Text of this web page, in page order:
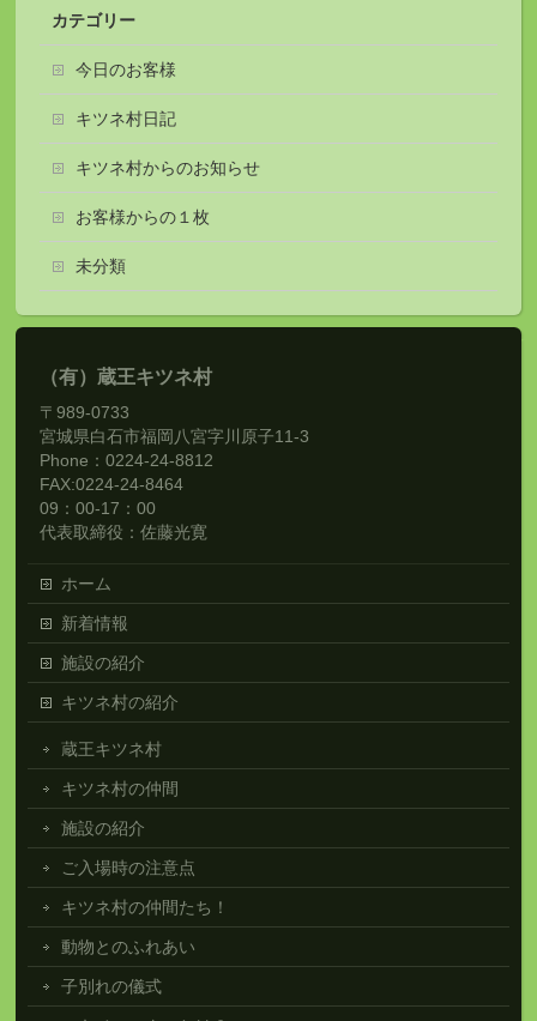
カテゴリー
今日のお客様
キツネ村日記
キツネ村からのお知らせ
お客様からの１枚
未分類
（有）蔵王キツネ村
〒989-0733
宮城県白石市福岡八宮字川原子11-3
Phone：0224-24-8812
FAX:0224-24-8464
09：00-17：00
代表取締役：佐藤光寛
ホーム
新着情報
施設の紹介
キツネ村の紹介
蔵王キツネ村
キツネ村の仲間
施設の紹介
ご入場時の注意点
キツネ村の仲間たち！
動物とのふれあい
子別れの儀式